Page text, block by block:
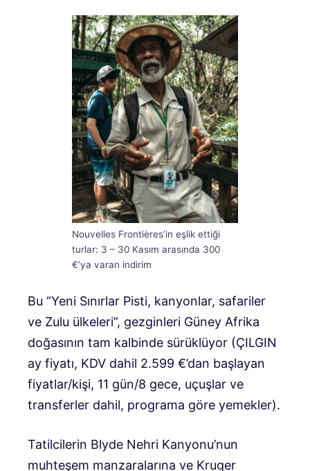
Nouvelles Frontières’in eşlik ettiği
turlar: 3 – 30 Kasım arasında 300
€’ya varan indirim
Bu “Yeni Sınırlar Pisti, kanyonlar, safariler
ve Zulu ülkeleri”, gezginleri Güney Afrika
doğasının tam kalbinde sürüklüyor (ÇILGIN
ay fiyatı, KDV dahil 2.599 €’dan başlayan
fiyatlar/kişi, 11 gün/8 gece, uçuşlar ve
transferler dahil, programa göre yemekler).
Tatilcilerin Blyde Nehri Kanyonu’nun
muhteşem manzaralarına ve Kruger